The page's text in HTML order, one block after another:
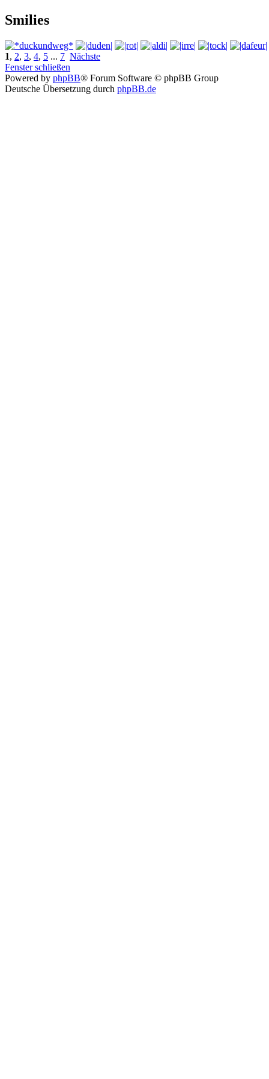
Smilies
1, 2, 3, 4, 5 ... 7 Nächste
Fenster schließen
Powered by phpBB® Forum Software © phpBB Group
Deutsche Übersetzung durch phpBB.de